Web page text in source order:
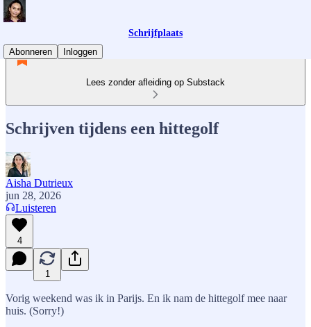
Schrijfplaats
Abonneren
Inloggen
Lees zonder afleiding op Substack
Schrijven tijdens een hittegolf
Aisha Dutrieux
jun 28, 2026
Luisteren
4
1
Vorig weekend was ik in Parijs. En ik nam de hittegolf mee naar
huis. (Sorry!)